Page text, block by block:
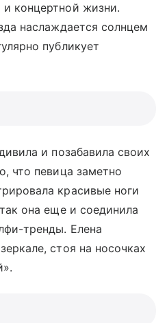
концертной жизни.
наслаждается солнцем
публикует
и позабавила своих
что певица заметно
красивые ноги
она еще и соединила
тренды. Елена
стоя на носочках